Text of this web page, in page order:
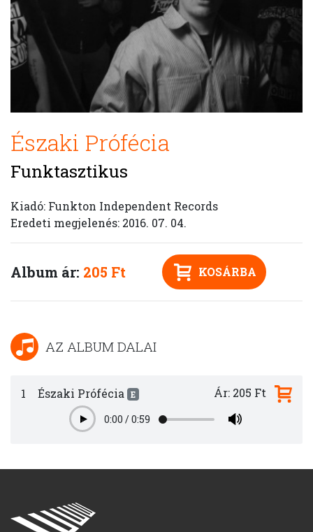
Északi Prófécia
Funktasztikus
Kiadó: Funkton Independent Records
Eredeti megjelenés: 2016. 07. 04.
Album ár: 205 Ft KOSÁRBA
AZ ALBUM DALAI
1 Északi Prófécia E
Play0:00 /0:59
Ár: 205 Ft